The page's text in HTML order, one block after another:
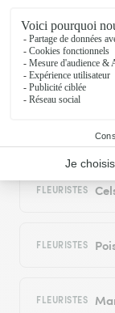
Livraison
les villes
Interflora
FLEURISTES
FLEURISTES
FLEURISTES